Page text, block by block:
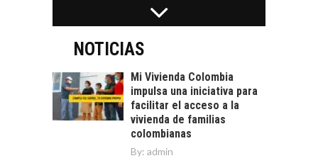
pymes en Chile:
alternativas que
crédito…
EL CRECIMIENTO DE
LOS SERVICIOS
DIGITALES
EXPORTADOS DESDE
CHILE
El auge de las
exportaciones de
servicios digitales en
Chile:…
TURISMO EN EL
DESIERTO DE
NOTICIAS
Mi Vivienda Colombia
impulsa una iniciativa para
facilitar el acceso a la
vivienda de familias
colombianas
By: admin